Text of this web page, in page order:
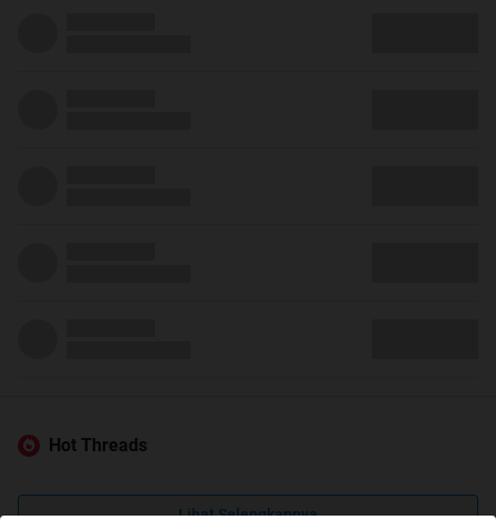
Hot Threads
Lihat Selengkapnya